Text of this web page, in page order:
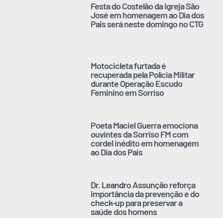
Festa do Costelão da Igreja São
José em homenagem ao Dia dos
Pais será neste domingo no CTG
Motocicleta furtada é
recuperada pela Polícia Militar
durante Operação Escudo
Feminino em Sorriso
Poeta Maciel Guerra emociona
ouvintes da Sorriso FM com
cordel inédito em homenagem
ao Dia dos Pais
Dr. Leandro Assunção reforça
importância da prevenção e do
check-up para preservar a
saúde dos homens